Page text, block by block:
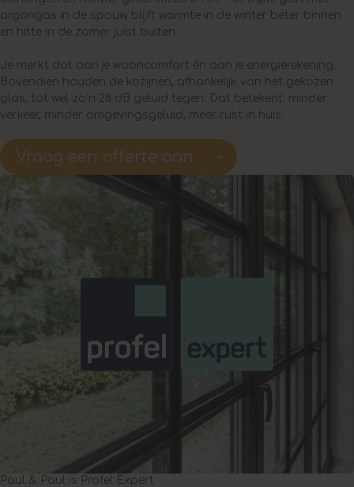
argongas in de spouw, blijft warmte in de winter beter binnen
en hitte in de zomer juist buiten.
Je merkt dat aan je wooncomfort én aan je energierekening.
Bovendien houden de kozijnen, afhankelijk van het gekozen
glas, tot wel zo’n 28 dB geluid tegen. Dat betekent: minder
verkeer, minder omgevingsgeluid, meer rust in huis.
Vraag een offerte aan
Paul & Paul is Profel Expert